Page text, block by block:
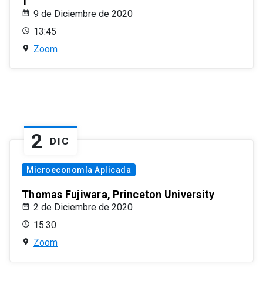
9 de Diciembre de 2020
13:45
Zoom
2 DIC
Microeconomía Aplicada
Thomas Fujiwara, Princeton University
2 de Diciembre de 2020
15:30
Zoom